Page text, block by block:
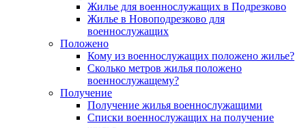
Жилье для военнослужащих в Подрезково
Жилье в Новоподрезково для
военнослужащих
Положено
Кому из военнослужащих положено жилье?
Сколько метров жилья положено
военнослужащему?
Получение
Получение жилья военнослужащими
Списки военнослужащих на получение